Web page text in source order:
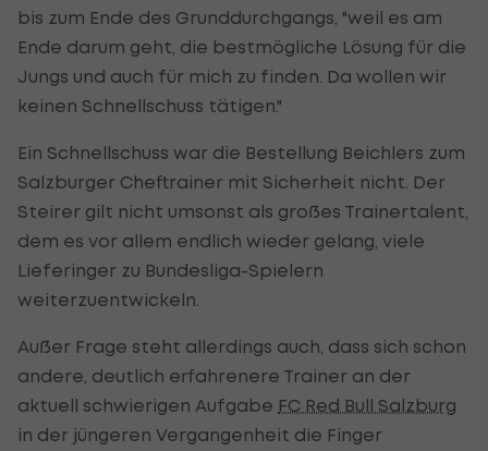
bis zum Ende des Grunddurchgangs, "weil es am
Ende darum geht, die bestmögliche Lösung für die
Jungs und auch für mich zu finden. Da wollen wir
keinen Schnellschuss tätigen."
Ein Schnellschuss war die Bestellung Beichlers zum
Salzburger Cheftrainer mit Sicherheit nicht. Der
Steirer gilt nicht umsonst als großes Trainertalent,
dem es vor allem endlich wieder gelang, viele
Lieferinger zu Bundesliga-Spielern
weiterzuentwickeln.
Außer Frage steht allerdings auch, dass sich schon
andere, deutlich erfahrenere Trainer an der
aktuell schwierigen Aufgabe FC Red Bull Salzburg
in der jüngeren Vergangenheit die Finger